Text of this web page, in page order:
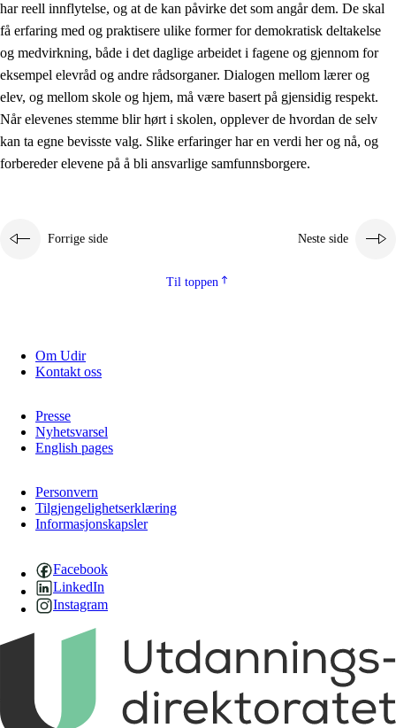
har reell innflytelse, og at de kan påvirke det som angår dem. De skal
få erfaring med og praktisere ulike former for demokratisk deltakelse
og medvirkning, både i det daglige arbeidet i fagene og gjennom for
eksempel elevråd og andre rådsorganer. Dialogen mellom lærer og
elev, og mellom skole og hjem, må være basert på gjensidig respekt.
Når elevenes stemme blir hørt i skolen, opplever de hvordan de selv
kan ta egne bevisste valg. Slike erfaringer har en verdi her og nå, og
forbereder elevene på å bli ansvarlige samfunnsborgere.
Forrige side Neste side
Til toppen
Om Udir
Kontakt oss
Presse
Nyhetsvarsel
English pages
Personvern
Tilgjengelighetserklæring
Informasjonskapsler
Facebook
LinkedIn
Instagram